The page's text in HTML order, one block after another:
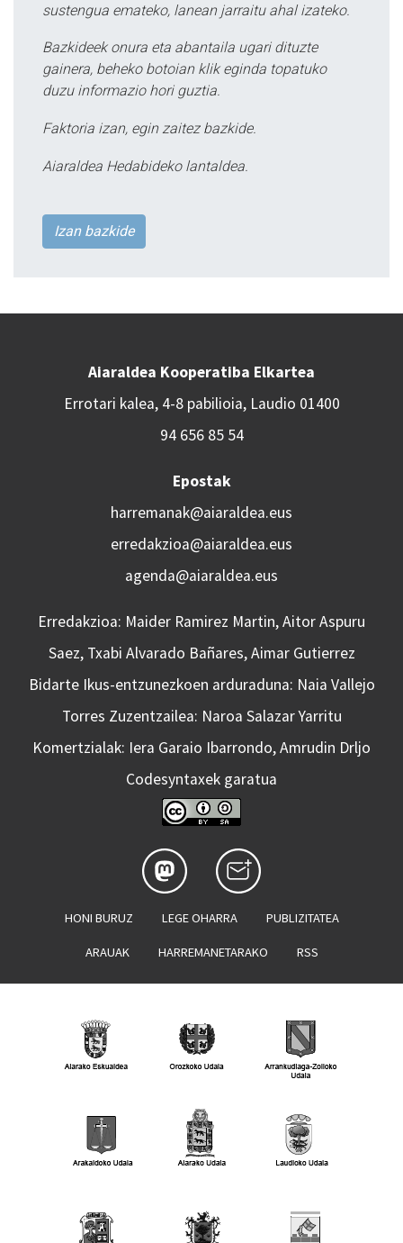
sustengua emateko, lanean jarraitu ahal izateko.
Bazkideek onura eta abantaila ugari dituzte
gainera, beheko botoian klik eginda topatuko
duzu informazio hori guztia.
Faktoria izan, egin zaitez bazkide.
Aiaraldea Hedabideko lantaldea.
Izan bazkide
Aiaraldea Kooperatiba Elkartea
Errotari kalea, 4-8 pabilioia, Laudio 01400
94 656 85 54
Epostak
harremanak@aiaraldea.eus
erredakzioa@aiaraldea.eus
agenda@aiaraldea.eus
Erredakzioa: Maider Ramirez Martin, Aitor Aspuru
Saez, Txabi Alvarado Bañares, Aimar Gutierrez
Bidarte Ikus-entzunezkoen arduraduna: Naia Vallejo
Torres Zuzentzailea: Naroa Salazar Yarritu
Komertzialak: Iera Garaio Ibarrondo, Amrudin Drljo
Codesyntaxek garatua
HONI BURUZ LEGE OHARRA PUBLIZITATEA
ARAUAK HARREMANETARAKO RSS